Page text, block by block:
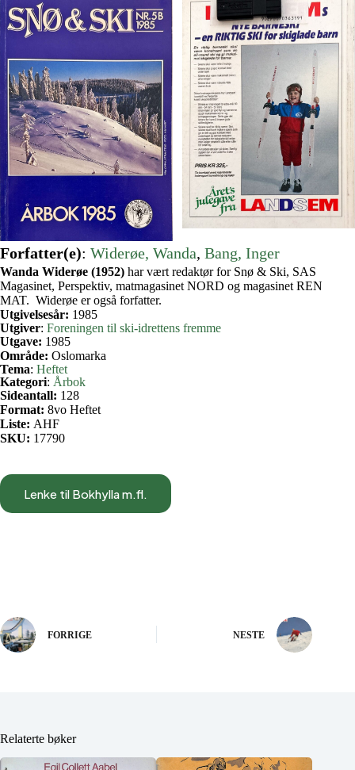
Forfatter(e): Widerøe, Wanda, Bang, Inger
Wanda Widerøe (1952) har vært redaktør for Snø & Ski, SAS
Magasinet, Perspektiv, matmagasinet NORD og magasinet REN
MAT. Widerøe er også forfatter.
Utgivelsesår: 1985
Utgiver: Foreningen til ski-idrettens fremme
Utgave: 1985
Område: Oslomarka
Tema: Heftet
Kategori: Årbok
Sideantall: 128
Format: 8vo Heftet
Liste: AHF
SKU: 17790
Lenke til Bokhylla m.fl.
FORRIGE NESTE
Relaterte bøker